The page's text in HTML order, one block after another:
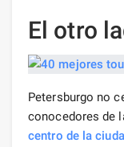
El otro
Petersburgo no
conocedores de
centro de la